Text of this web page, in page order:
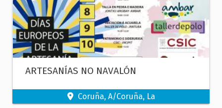
ARTESANÍAS NO NAVALÓN
Coruña, A/Coruña, La